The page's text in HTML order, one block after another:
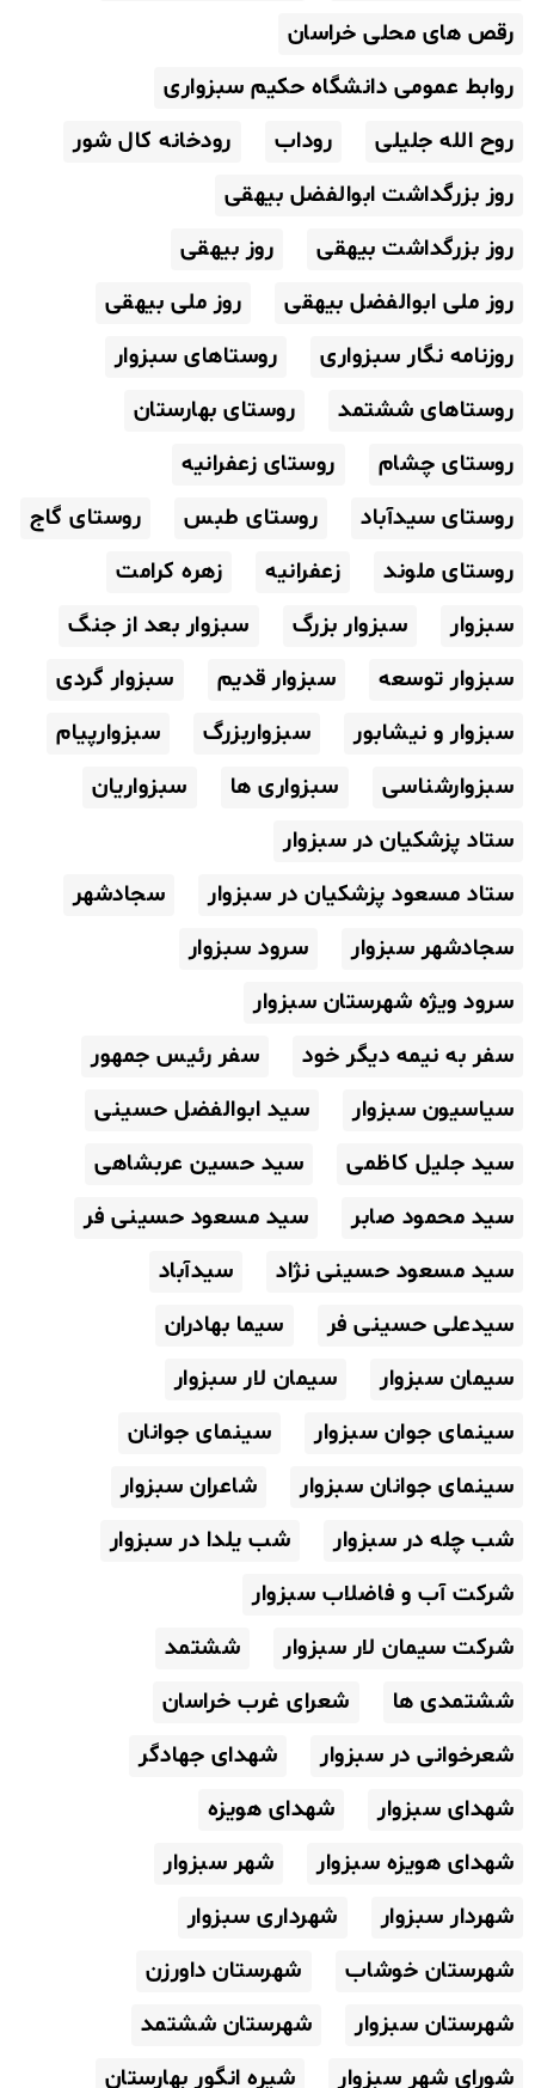
رقص های محلی خراسان
روابط عمومی دانشگاه حکیم سبزواری
روح الله جلیلی
روداب
رودخانه کال شور
روز بزرگداشت ابوالفضل بیهقی
روز بزرگداشت بیهقی
روز بیهقی
روز ملی ابوالفضل بیهقی
روز ملی بیهقی
روزنامه نگار سبزواری
روستاهای سبزوار
روستاهای ششتمد
روستای بهارستان
روستای چشام
روستای زعفرانیه
روستای سیدآباد
روستای طبس
روستای گاج
روستای ملوند
زعفرانیه
زهره کرامت
سبزوار
سبزوار بزرگ
سبزوار بعد از جنگ
سبزوار توسعه
سبزوار قدیم
سبزوار گردی
سبزوار و نیشابور
سبزواربزرگ
سبزوارپیام
سبزوارشناسی
سبزواری ها
سبزواریان
ستاد پزشکیان در سبزوار
ستاد مسعود پزشکیان در سبزوار
سجادشهر
سجادشهر سبزوار
سرود سبزوار
سرود ویژه شهرستان سبزوار
سفر به نیمه دیگر خود
سفر رئیس جمهور
سیاسیون سبزوار
سید ابوالفضل حسینی
سید جلیل کاظمی
سید حسین عربشاهی
سید محمود صابر
سید مسعود حسینی فر
سید مسعود حسینی نژاد
سیدآباد
سیدعلی حسینی فر
سیما بهادران
سیمان سبزوار
سیمان لار سبزوار
سینمای جوان سبزوار
سینمای جوانان
سینمای جوانان سبزوار
شاعران سبزوار
شب چله در سبزوار
شب یلدا در سبزوار
شرکت آب و فاضلاب سبزوار
شرکت سیمان لار سبزوار
ششتمد
ششتمدی ها
شعرای غرب خراسان
شعرخوانی در سبزوار
شهدای جهادگر
شهدای سبزوار
شهدای هویزه
شهدای هویزه سبزوار
شهر سبزوار
شهردار سبزوار
شهرداری سبزوار
شهرستان خوشاب
شهرستان داورزن
شهرستان سبزوار
شهرستان ششتمد
شورای شهر سبزوار
شیره انگور بهارستان